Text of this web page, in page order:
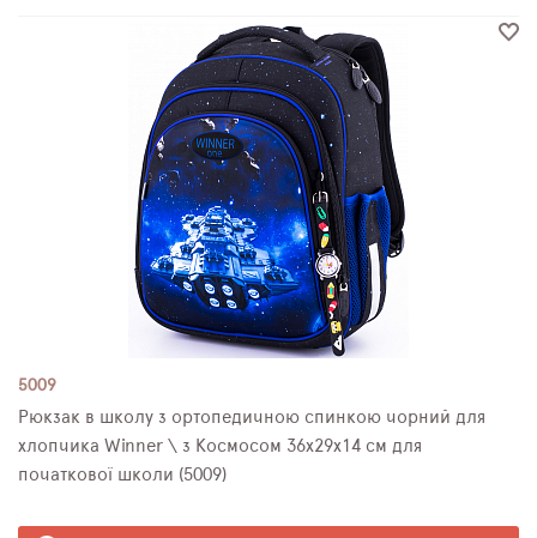
5009
Рюкзак в школу з ортопедичною спинкою чорний для
хлопчика Winner \ з Космосом 36х29х14 см для
початкової школи (5009)